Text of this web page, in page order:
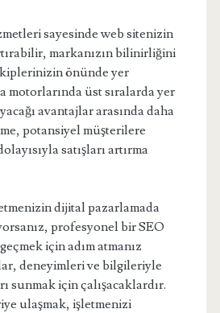
sayesinde web sitenizin
markanızın bilinirliğini
önünde yer
motorlarında üst sıralarda yer
avantajlar arasında daha
potansiyel müşterilere
satışları artırma
dijital pazarlamada
profesyonel bir SEO
için adım atmanız
deneyimleri ve bilgileriyle
sunmak için çalışacaklardır.
ulaşmak, işletmenizi